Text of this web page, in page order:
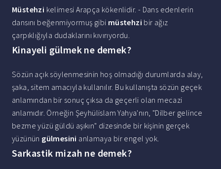
Müstehzi kelimesi Arapça kökenlidir. - Dans edenlerin
dansını beğenmiyormuş gibi müstehzi bir ağız
çarpıklığıyla dudaklarını kıvırıyordu.
Kinayeli gülmek ne demek?
Sözün açık söylenmesinin hoş olmadığı durumlarda alay,
şaka, sitem amacıyla kullanılır. Bu kullanışta sözün geçek
anlamından bir sonuç çıksa da geçerli olan mecazi
anlamıdır. Örneğin Şeyhülislam Yahya'nın, "Dilber gelince
bezme yüzü güldü aşıkın" dizesinde bir kişinin gerçek
yüzünün gülmesini anlamaya bir engel yok.
Sarkastik mizah ne demek?